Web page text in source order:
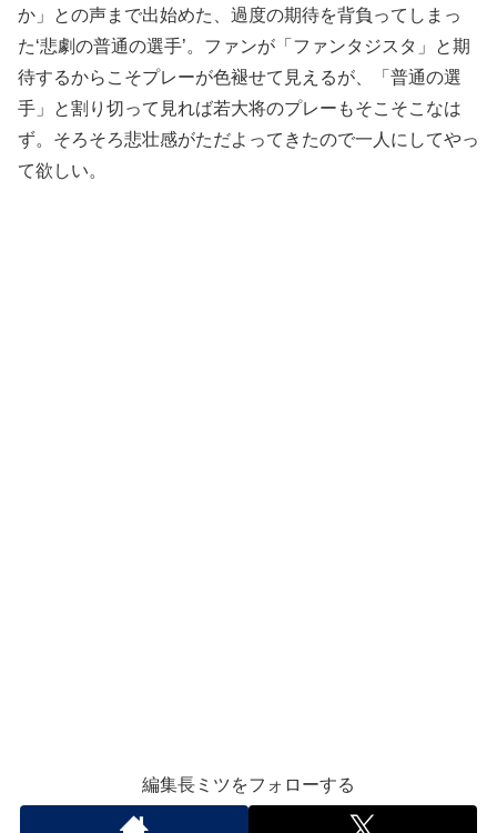
か」との声まで出始めた、過度の期待を背負ってしまっ
た‘悲劇の普通の選手’。ファンが「ファンタジスタ」と期
待するからこそプレーが色褪せて見えるが、「普通の選
手」と割り切って見れば若大将のプレーもそこそこなは
ず。そろそろ悲壮感がただよってきたので一人にしてやっ
て欲しい。
編集長ミツをフォローする